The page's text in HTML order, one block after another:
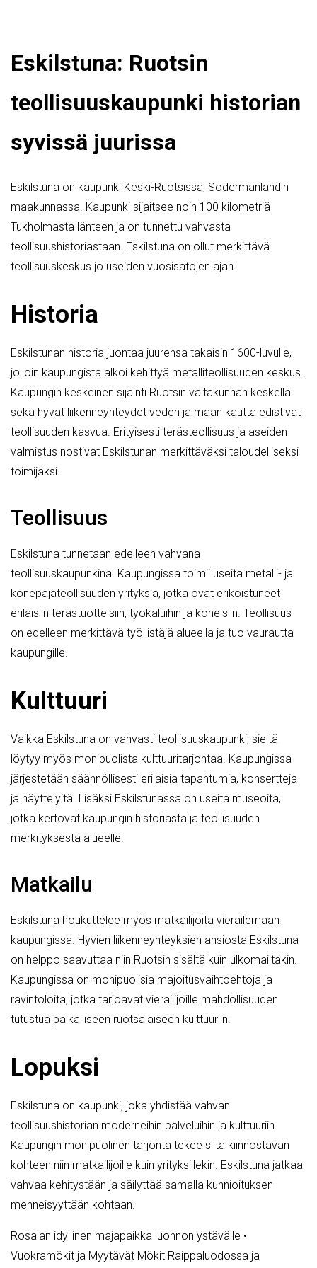
Eskilstuna: Ruotsin
teollisuuskaupunki historian
syvissä juurissa
Eskilstuna on kaupunki Keski-Ruotsissa, Södermanlandin
maakunnassa. Kaupunki sijaitsee noin 100 kilometriä
Tukholmasta länteen ja on tunnettu vahvasta
teollisuushistoriastaan. Eskilstuna on ollut merkittävä
teollisuuskeskus jo useiden vuosisatojen ajan.
Historia
Eskilstunan historia juontaa juurensa takaisin 1600-luvulle,
jolloin kaupungista alkoi kehittyä metalliteollisuuden keskus.
Kaupungin keskeinen sijainti Ruotsin valtakunnan keskellä
sekä hyvät liikenneyhteydet veden ja maan kautta edistivät
teollisuuden kasvua. Erityisesti terästeollisuus ja aseiden
valmistus nostivat Eskilstunan merkittäväksi taloudelliseksi
toimijaksi.
Teollisuus
Eskilstuna tunnetaan edelleen vahvana
teollisuuskaupunkina. Kaupungissa toimii useita metalli- ja
konepajateollisuuden yrityksiä, jotka ovat erikoistuneet
erilaisiin terästuotteisiin, työkaluihin ja koneisiin. Teollisuus
on edelleen merkittävä työllistäjä alueella ja tuo vaurautta
kaupungille.
Kulttuuri
Vaikka Eskilstuna on vahvasti teollisuuskaupunki, sieltä
löytyy myös monipuolista kulttuuritarjontaa. Kaupungissa
järjestetään säännöllisesti erilaisia tapahtumia, konsertteja
ja näyttelyitä. Lisäksi Eskilstunassa on useita museoita,
jotka kertovat kaupungin historiasta ja teollisuuden
merkityksestä alueelle.
Matkailu
Eskilstuna houkuttelee myös matkailijoita vierailemaan
kaupungissa. Hyvien liikenneyhteyksien ansiosta Eskilstuna
on helppo saavuttaa niin Ruotsin sisältä kuin ulkomailtakin.
Kaupungissa on monipuolisia majoitusvaihtoehtoja ja
ravintoloita, jotka tarjoavat vierailijoille mahdollisuuden
tutustua paikalliseen ruotsalaiseen kulttuuriin.
Lopuksi
Eskilstuna on kaupunki, joka yhdistää vahvan
teollisuushistorian moderneihin palveluihin ja kulttuuriin.
Kaupungin monipuolinen tarjonta tekee siitä kiinnostavan
kohteen niin matkailijoille kuin yrityksillekin. Eskilstuna jatkaa
vahvaa kehitystään ja säilyttää samalla kunnioituksen
menneisyyttään kohtaan.
Rosalan idyllinen majapaikka luonnon ystävälle •
Vuokramökit ja Myytävät Mökit Raippaluodossa ja